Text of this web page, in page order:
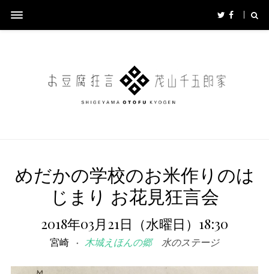
めだかの学校のお米作りのは
じまり お花見狂言会
2018年03月21日（水曜日）18:30
宮崎 木城えほんの郷水のステージ